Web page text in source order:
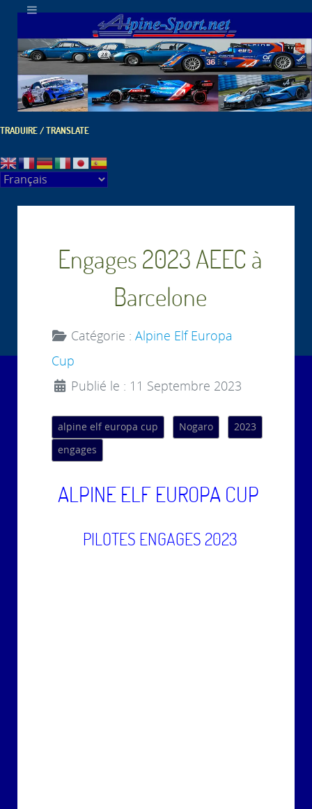
TRADUIRE / TRANSLATE
Engages 2023 AEEC à
Barcelone
Catégorie : Alpine Elf Europa
Cup
Publié le : 11 Septembre 2023
alpine elf europa cup Nogaro
2023
engages
ALPINE ELF EUROPA CUP
PILOTES ENGAGES 2023